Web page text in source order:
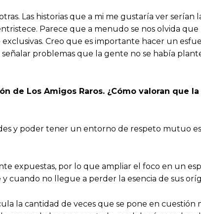
Las historias que a mi me gustaría ver serían
Parece que a menudo se nos olvida
Creo que es importante hacer un
problemas que la gente no se había
de Los Amigos Raros. ¿Cómo valoran que
y poder tener un entorno de respeto mutuo
expuestas, por lo que ampliar el foco en un
cuando no llegue a perder la esencia de sus
la cantidad de veces que se pone en cuestión